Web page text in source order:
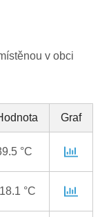
v obci
Graf
°C
°C